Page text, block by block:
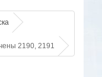
2190, 2191